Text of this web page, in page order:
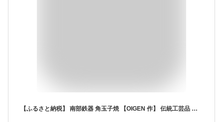
【ふるさと納税】 南部鉄器 角玉子焼 【OIGEN 作】 伝統工芸品 鉄フライパン キッチン用品 食器 日用品 調理器具 アウトドア キャンプ用品 [Z0016]